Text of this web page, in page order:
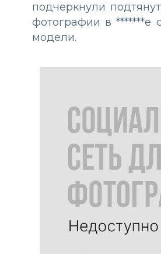
подчеркнули
фотографии в *******е
модели.